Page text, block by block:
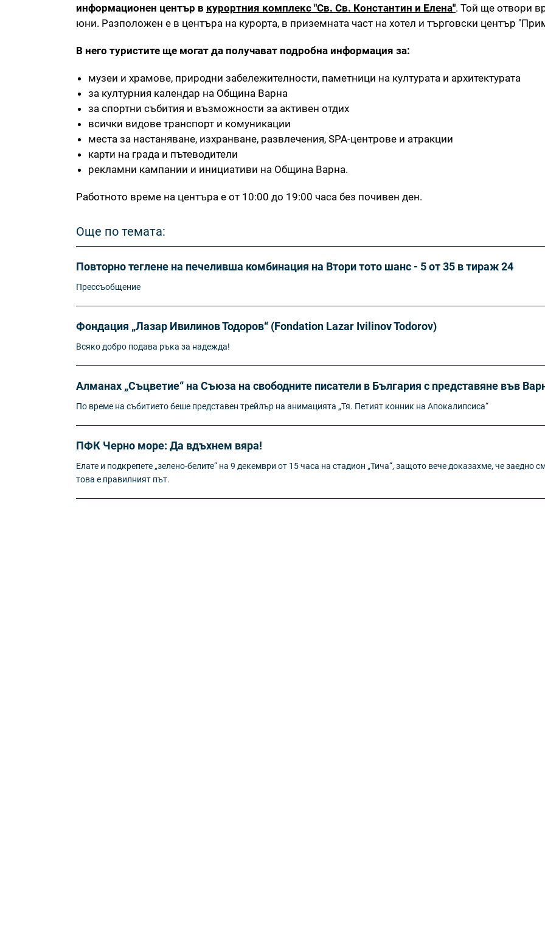
информационен център в курортния комплекс "Св. Св. Константин и Елена". Той ще отвори
юни. Разположен е в центъра на курорта, в приземната част на хотел и търговски център
В него туристите ще могат да получават подробна информация за:
музеи и храмове, природни забележителности, паметници на културата и архитектурата
за културния календар на Община Варна
за спортни събития и възможности за активен отдих
всички видове транспорт и комуникации
места за настаняване, изхранване, развлечения, SPA-центрове и атракции
карти на града и пътеводители
рекламни кампании и инициативи на Община Варна.
Работното време на центъра е от 10:00 до 19:00 часа без почивен ден.
Още по темата:
Повторно теглене на печеливша комбинация на Втори тото шанс - 5 от 35 в тираж 24
Прессъобщение
Фондация „Лазар Ивилинов Тодоров“ (Fondation Lazar Ivilinov Todorov)
Всяко добро подава ръка за надежда!
Алманах „Съцветие“ на Съюза на свободните писатели в България с представяне във
По време на събитието беше представен трейлър на анимацията „Тя. Петият конник на Апокалипсиса“
ПФК Черно море: Да вдъхнем вяра!
Елате и подкрепете „зелено-белите“ на 9 декември от 15 часа на стадион „Тича“, защото вече доказахме, че заедно
това е правилният път.